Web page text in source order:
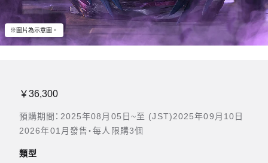
※圖片為示意圖。
￥36,300
預購期間：2025年08月05日~至 (JST)2025年09月10日
2026年01月發售・每人限購3個
類型